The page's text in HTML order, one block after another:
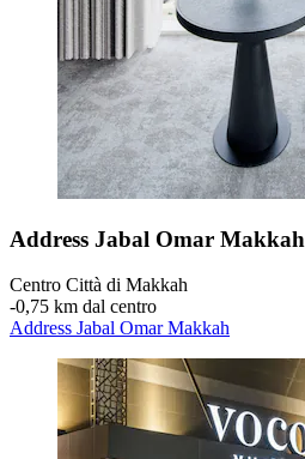
Address Jabal Omar Makkah
Centro Città di Makkah
‐0,75 km dal centro
Address Jabal Omar Makkah